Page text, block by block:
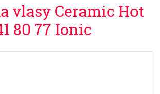
vlasy Ceramic Hot
80 77 Ionic